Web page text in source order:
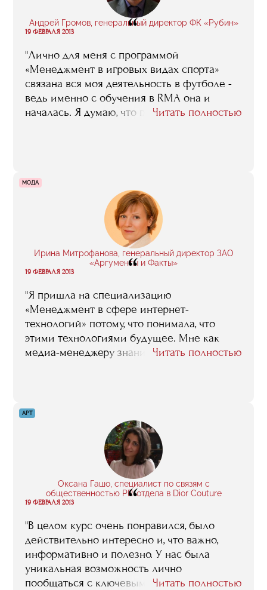
Андрей Громов, генеральный директор ФК «Рубин»
“
19 ФЕВРАЛЯ 2013
"Лично для меня с программой
«Менеджмент в игровых видах спорта»
связана вся моя деятельность в футболе -
ведь именно с обучения в RMA она и
началась. Я думаю, что главной заслугой
мыслящих. Сейчас мы видим, как
представители этого поколения
спортивных управленцев постепенно
выходят на первые роли"
Читать полностью
МОДА
Ирина Митрофанова, генеральный директор ЗАО
«Аргументы и Факты»
“
19 ФЕВРАЛЯ 2013
"Я пришла на специализацию
«Менеджмент в сфере интернет-
технологий» потому, что понимала, что
этими технологиями будущее. Мне как
медиа-менеджеру знания, полученные во
что СМИ уходят именно в интернет. Сейчас
я могу уверенно сказать: я училась не зря!
Спасибо нашим преподавателям. И RMA"
Читать полностью
АРТ
Оксана Гашо, специалист по связям с
общественностью PR-отдела в Dior Couture
“
19 ФЕВРАЛЯ 2013
"В целом курс очень понравился, было
действительно интересно и, что важно,
информативно и полезно. У нас была
уникальная возможность лично
пообщаться с ключевыми фигурами арт-
Читать полностью